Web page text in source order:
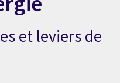
et leviers de